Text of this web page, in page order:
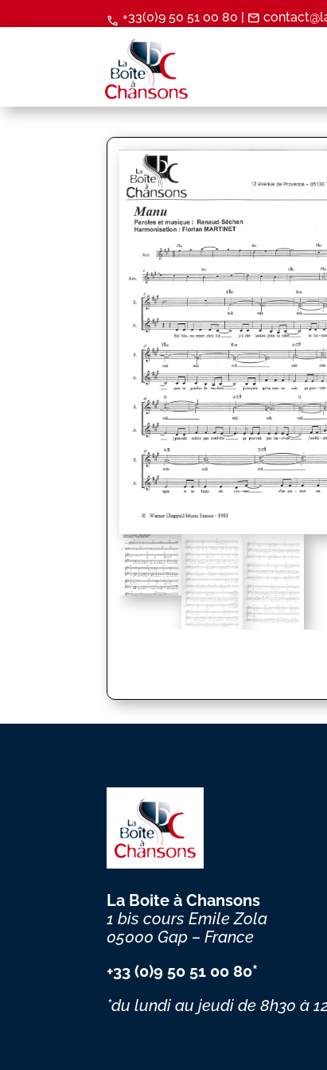
call +33(0)9 50 51 00 80 | mail
La Boite à Chansons
1 bis cours Emile Zola
05000 Gap – France
+33 (0)9 50 51 00 80*
*du lundi au jeudide 8h30 à